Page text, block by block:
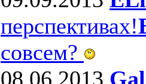
перспективах!
совсем?
08.06.2013